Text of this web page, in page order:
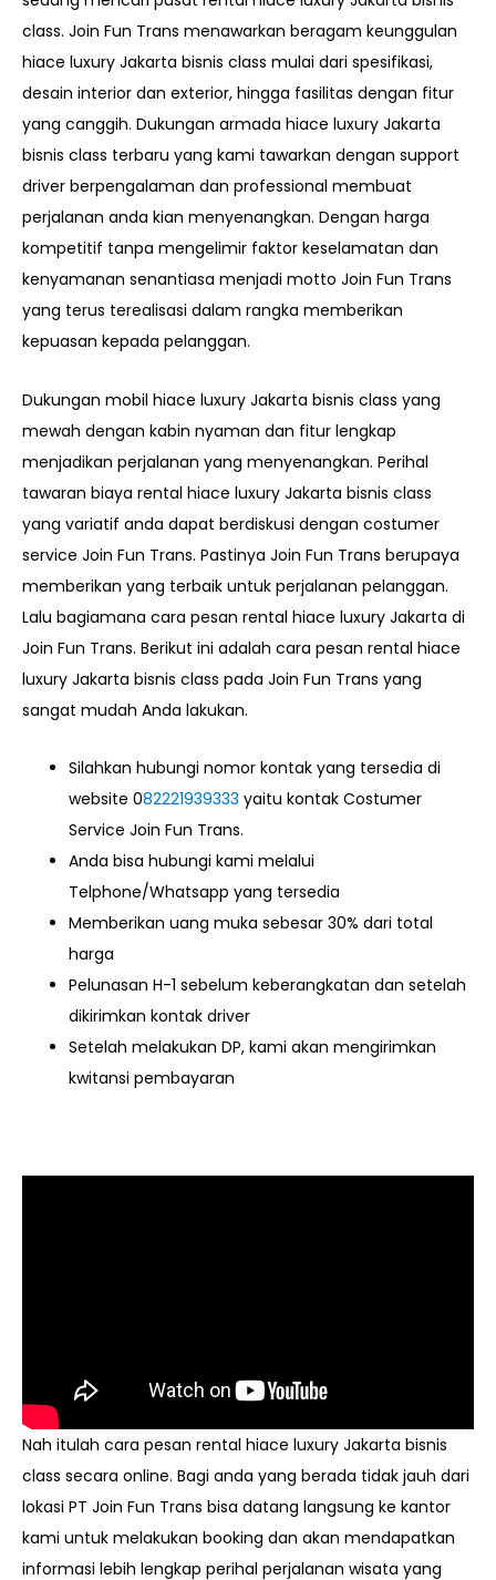
class. Join Fun Trans menawarkan beragam keunggulan
hiace luxury Jakarta bisnis class mulai dari spesifikasi,
desain interior dan exterior, hingga fasilitas dengan fitur
yang canggih. Dukungan armada hiace luxury Jakarta
bisnis class terbaru yang kami tawarkan dengan support
driver berpengalaman dan professional membuat
perjalanan anda kian menyenangkan. Dengan harga
kompetitif tanpa mengelimir faktor keselamatan dan
kenyamanan senantiasa menjadi motto Join Fun Trans
yang terus terealisasi dalam rangka memberikan
kepuasan kepada pelanggan.
Dukungan mobil hiace luxury Jakarta bisnis class yang
mewah dengan kabin nyaman dan fitur lengkap
menjadikan perjalanan yang menyenangkan. Perihal
tawaran biaya rental hiace luxury Jakarta bisnis class
yang variatif anda dapat berdiskusi dengan costumer
service Join Fun Trans. Pastinya Join Fun Trans berupaya
memberikan yang terbaik untuk perjalanan pelanggan.
Lalu bagiamana cara pesan rental hiace luxury Jakarta di
Join Fun Trans. Berikut ini adalah cara pesan rental hiace
luxury Jakarta bisnis class pada Join Fun Trans yang
sangat mudah Anda lakukan.
Silahkan hubungi nomor kontak yang tersedia di
website 082221939333 yaitu kontak Costumer
Service Join Fun Trans.
Anda bisa hubungi kami melalui
Telphone/Whatsapp yang tersedia
Memberikan uang muka sebesar 30% dari total
harga
Pelunasan H-1 sebelum keberangkatan dan setelah
dikirimkan kontak driver
Setelah melakukan DP, kami akan mengirimkan
kwitansi pembayaran
Nah itulah cara pesan rental hiace luxury Jakarta bisnis
class secara online. Bagi anda yang berada tidak jauh dari
lokasi PT Join Fun Trans bisa datang langsung ke kantor
kami untuk melakukan booking dan akan mendapatkan
informasi lebih lengkap perihal perjalanan wisata yang